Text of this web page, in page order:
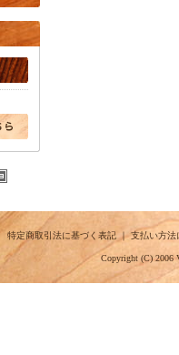
特定商取引法に基づく表記｜支払い方法
Copyright (C) 2006